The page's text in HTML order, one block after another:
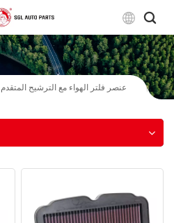
English
Français
español
عنصر فلتر الهواء مع الترشيح المتقدم